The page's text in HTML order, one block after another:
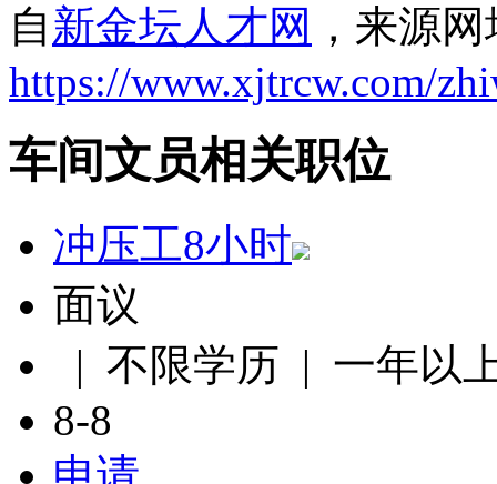
自新金坛人才网 ，来源
https://www.xjtrcw.com/
车间文员相关职位
冲压工8小时
面议
| 不限学历 | 一年以
8-8
申请